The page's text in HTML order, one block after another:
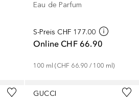
Eau de Parfum
S-Preis CHF 177.00
Online CHF 66.90
100 ml (CHF 66.90 / 100 ml)
GUCCI